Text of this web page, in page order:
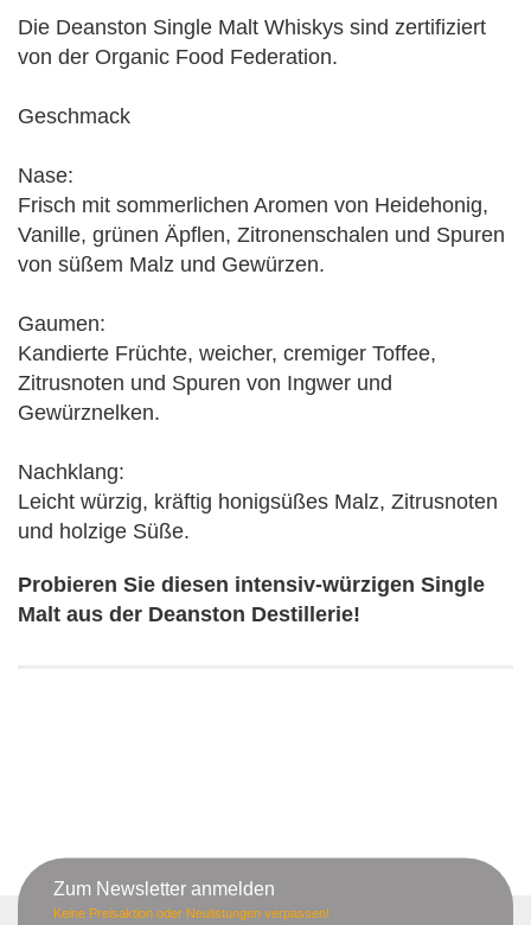
Die Deanston Single Malt Whiskys sind zertifiziert
von der Organic Food Federation.
Geschmack
Nase:
Frisch mit sommerlichen Aromen von Heidehonig,
Vanille, grünen Äpflen, Zitronenschalen und Spuren
von süßem Malz und Gewürzen.
Gaumen:
Kandierte Früchte, weicher, cremiger Toffee,
Zitrusnoten und Spuren von Ingwer und
Gewürznelken.
Nachklang:
Leicht würzig, kräftig honigsüßes Malz, Zitrusnoten
und holzige Süße.
Probieren Sie diesen intensiv-würzigen Single
Malt aus der Deanston Destillerie!
Zum Newsletter anmelden
Keine Preisaktion oder Neulistungen verpassen!